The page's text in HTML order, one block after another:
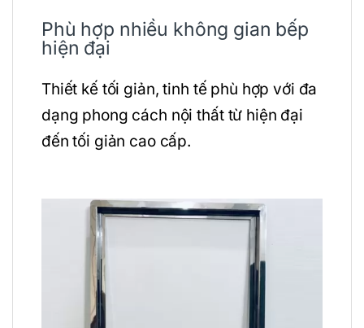
Phù hợp nhiều không gian bếp
hiện đại
Thiết kế tối giản, tinh tế phù hợp với đa
dạng phong cách nội thất từ hiện đại
đến tối giản cao cấp.